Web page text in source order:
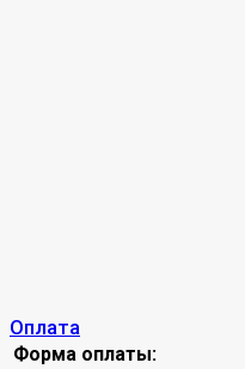
Оплата
Форма оплаты: